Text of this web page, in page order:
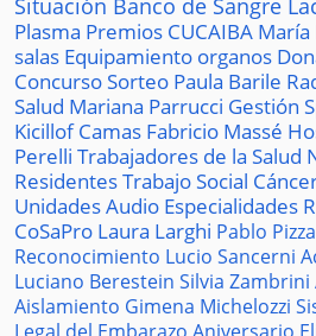
Situación Banco de Sangre
Plasma Premios CUCAIBA María
salas Equipamiento organos
ConcursoSorteo Paula Barile
Salud Mariana Parrucci Gestión
KicillofCamas Fabricio Massé
Perelli Trabajadores de la Salud
ResidentesTrabajo Social
UnidadesAudio Especialidades
CoSaPro Laura Larghi Pablo
Reconocimiento Lucio Sancerni
Luciano Berestein Silvia Zambrini
Aislamiento Gimena Michelozzi